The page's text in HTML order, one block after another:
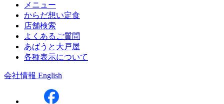
メニュー
からだ想い定食
店舗検索
よくあるご質問
あばうと大戸屋
各種表示について
会社情報 English